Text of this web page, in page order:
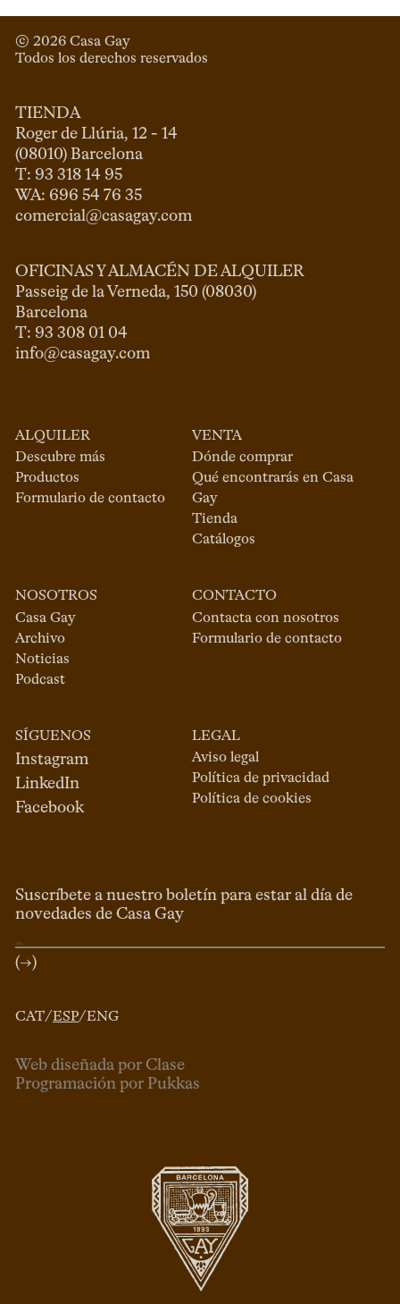
© 2026 Casa Gay
Todos los derechos reservados
TIENDA
Roger de Llúria, 12 - 14
(08010) Barcelona
T: 93 318 14 95
comercial@casagay.com
OFICINAS Y ALMACÉN DE ALQUILER
Passeig de la Verneda, 150 (08030)
Barcelona
info@casagay.com
ALQUILER
Descubre más
Productos
Formulario de contacto
VENTA
Dónde comprar
Qué encontrarás en Casa
Gay
Tienda
Catálogos
NOSOTROS
Casa Gay
Archivo
Noticias
Podcast
CONTACTO
Contacta con nosotros
Formulario de contacto
SÍGUENOS
Instagram
LinkedIn
Facebook
LEGAL
Aviso legal
Política de privacidad
Política de cookies
CAT/ESP/ENG
Suscríbete a nuestro boletín para estar al día de
novedades de Casa Gay
(→)
Web diseñada por Clase
Programación por Pukkas